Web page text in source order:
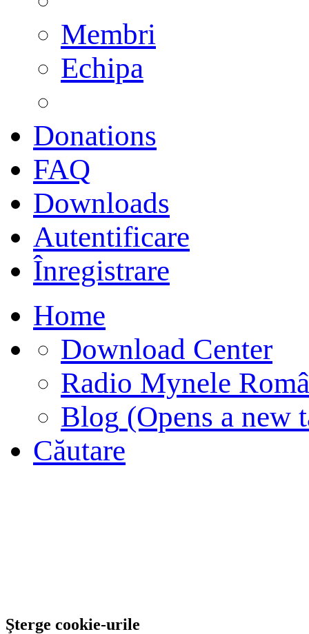
Membri
Echipa
Donations
FAQ
Downloads
Autentificare
Înregistrare
Home
Download Center
Radio Mynele
Blog (Opens a new
Căutare
Şterge cookie-urile